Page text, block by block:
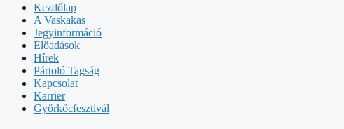
Kezdőlap
A Vaskakas
Jegyinformáció
Előadások
Hírek
Pártoló Tagság
Kapcsolat
Karrier
Győrkőcfesztivál